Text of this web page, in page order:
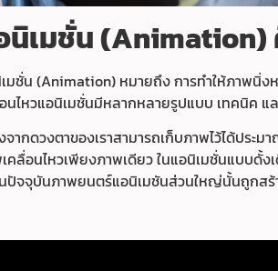
นิเมชั่น (Animation)
มชั่น (Animation) หมายถึง การทำให้ภาพนิ่ง
นไหวแอนิเมชั่นมีหลากหลายรูปแบบ เทคนิค แ
จากดวงตาของเราสามารถเก็บภาพไว้ได้ปร
คลื่อนไหวเพียงภาพเดียวในแอนิเมชั่นแบบดั้ง
ปัจจุบันภาพยนตร์แอนิเมชันส่วนใหญ่นั้นถูกสร้